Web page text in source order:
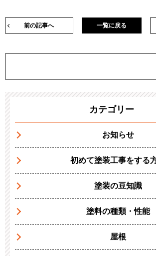
前の記事へ 一覧に戻る
カテゴリー
お知らせ
初めて塗装工事をする
塗装の豆知識
塗料の種類・性能
屋根